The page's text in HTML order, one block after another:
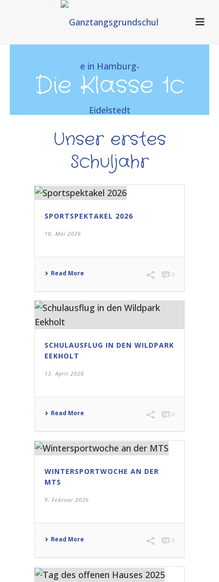
Die Klasse 1c
Unser erstes
Schuljahr
SPORTSPEKTAKEL 2026
10. Mai 2026
Read More 0
SCHULAUSFLUG IN DEN WILDPARK
EEKHOLT
13. April 2026
Read More 0
WINTERSPORTWOCHE AN DER
MTS
9. Februar 2026
Read More 0